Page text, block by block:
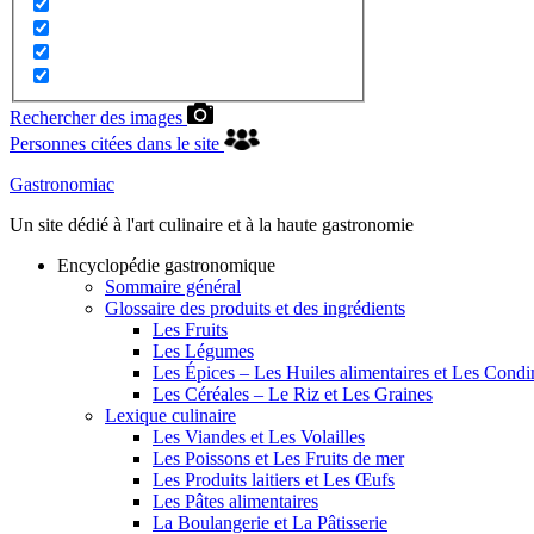
Rechercher des images
Personnes citées dans le site
Gastronomiac
Un site dédié à l'art culinaire et à la haute gastronomie
Encyclopédie gastronomique
Sommaire général
Glossaire des produits et des ingrédients
Les Fruits
Les Légumes
Les Épices – Les Huiles alimentaires et Les
Les Céréales – Le Riz et Les Graines
Lexique culinaire
Les Viandes et Les Volailles
Les Poissons et Les Fruits de mer
Les Produits laitiers et Les Œufs
Les Pâtes alimentaires
La Boulangerie et La Pâtisserie